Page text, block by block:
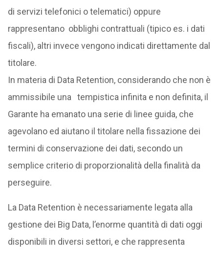
di servizi telefonici o telematici) oppure
rappresentano obblighi contrattuali (tipico es. i dati
fiscali), altri invece vengono indicati direttamente dal
titolare.
In materia di Data Retention, considerando che non è
ammissibile una tempistica infinita e non definita, il
Garante ha emanato una serie di linee guida, che
agevolano ed aiutano il titolare nella fissazione dei
termini di conservazione dei dati, secondo un
semplice criterio di proporzionalità della finalità da
perseguire.
La Data Retention è necessariamente legata alla
gestione dei Big Data, l’enorme quantità di dati oggi
disponibili in diversi settori, e che rappresenta